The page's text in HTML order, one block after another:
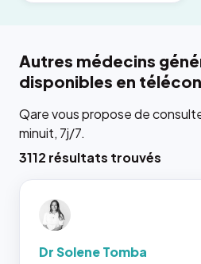
Autres médecins
disponibles en
Qare vous propose de
minuit, 7j/7.
3112 résultats trouvés
Dr Solene Tomba